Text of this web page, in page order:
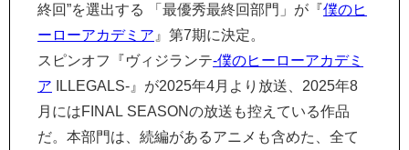
終回”を選出する 「最優秀最終回部門」が『僕のヒ
ーローアカデミア 』第7期に決定。
スピンオフ『ヴィジランテ-僕のヒーローアカデミ
ア ILLEGALS-』が2025年4月より放送、2025年8
月にはFINAL SEASONの放送も控えている作品
だ。本部門は、続編があるアニメも含めた、全て